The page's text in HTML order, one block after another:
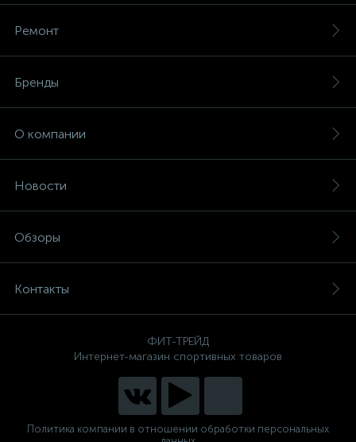
Ремонт
Бренды
О компании
Новости
Обзоры
Контакты
ФИТ-ТРЕЙД
Интернет-магазин спортивных товаров
Политика компании в отношении обработки персональных